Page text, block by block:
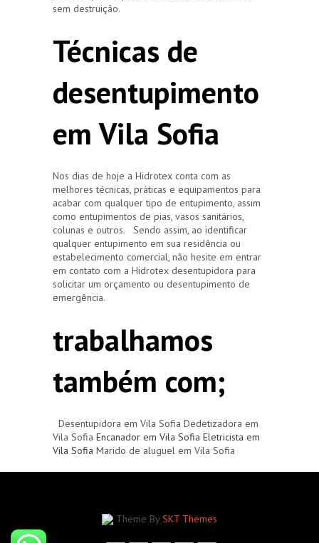
sem destruição.
Técnicas de
desentupimento
em Vila Sofia
Nos dias de hoje a Hidrotex conta com as
melhores técnicas, práticas e equipamentos para
acabar com qualquer tipo de entupimento, assim
como entupimentos de pias, vasos sanitários,
colunas e outros. Sendo assim, ao identificar
qualquer entupimento em sua residência ou
estabelecimento comercial, não hesite em entrar
em contato com a Hidrotex desentupidora para
solicitar um orçamento ou desentupimento de
emergência.
trabalhamos
também com;
Desentupidora em Vila Sofia Dedetizadora em
Vila Sofia Encanador em Vila Sofia Eletricista em
Vila Sofia Marido de aluguel em Vila Sofia
Theme By SKT Themes